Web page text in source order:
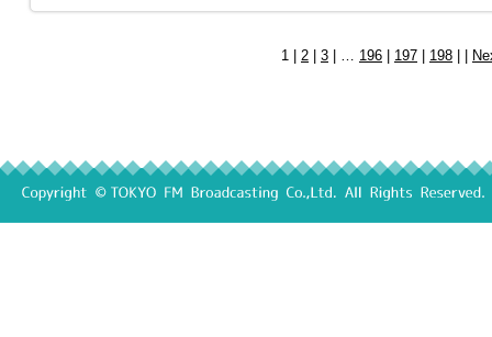
1 | 2 3 | … 196 197 198